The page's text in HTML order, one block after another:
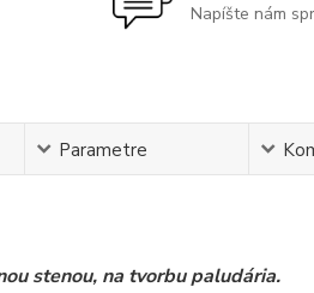
Napíšte nám
Parametre
stenou, na tvorbu paludária.